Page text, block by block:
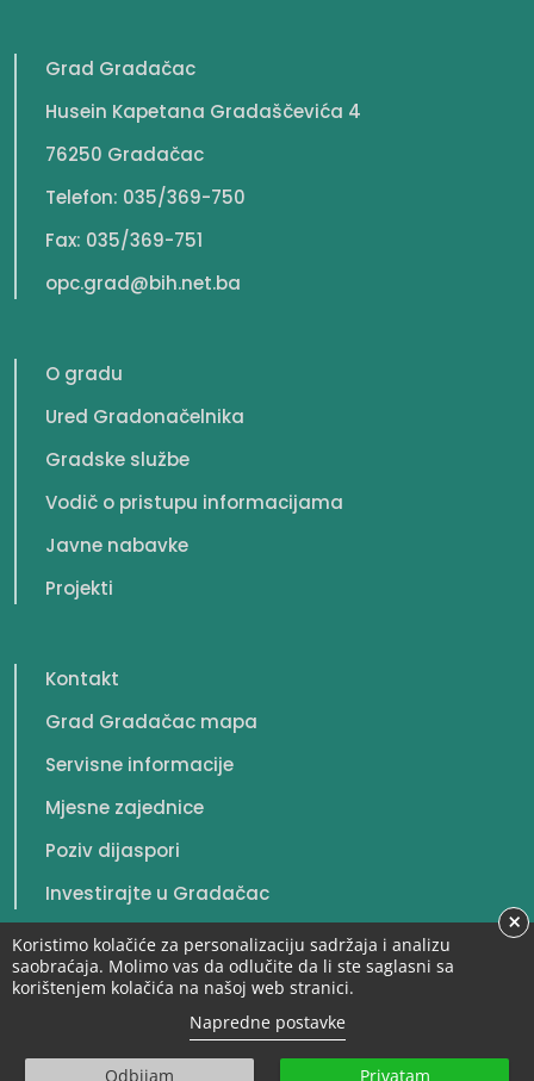
Grad Gradačac
Husein Kapetana Gradaščevića 4
76250 Gradačac
Telefon: 035/369-750
Fax: 035/369-751
opc.grad@bih.net.ba
O gradu
Ured Gradonačelnika
Gradske službe
Vodič o pristupu informacijama
Javne nabavke
Projekti
Kontakt
Grad Gradačac mapa
Servisne informacije
Mjesne zajednice
Poziv dijaspori
Investirajte u Gradačac
© 2026. Grad Gradačac. Sva prava zadržana.
Koristimo kolačiće za personalizaciju sadržaja i analizu
saobraćaja. Molimo vas da odlučite da li ste saglasni sa
korištenjem kolačića na našoj web stranici.
Napredne postavke
Odbijam Privatam
×